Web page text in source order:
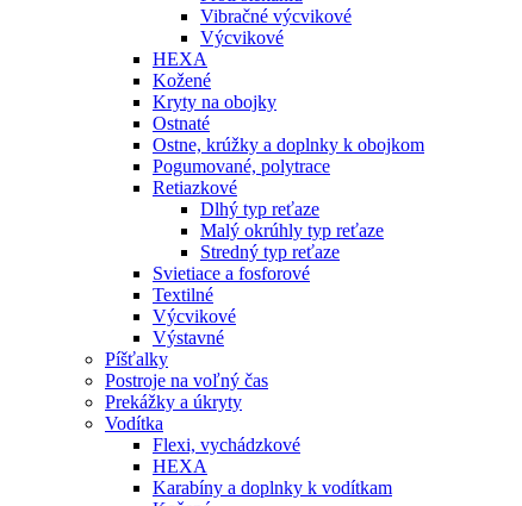
Vibračné výcvikové
Výcvikové
HEXA
Kožené
Kryty na obojky
Ostnaté
Ostne, krúžky a doplnky k obojkom
Pogumované, polytrace
Retiazkové
Dlhý typ reťaze
Malý okrúhly typ reťaze
Stredný typ reťaze
Svietiace a fosforové
Textilné
Výcvikové
Výstavné
Píšťalky
Postroje na voľný čas
Prekážky a úkryty
Vodítka
Flexi, vychádzkové
HEXA
Karabíny a doplnky k vodítkam